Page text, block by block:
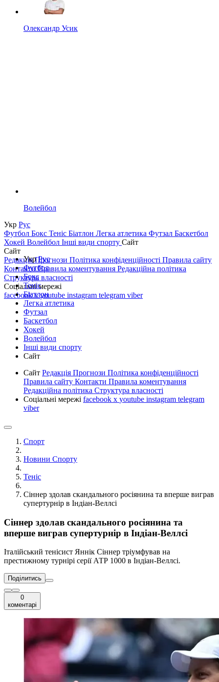
Олександр Усик
Волейбол
Укр Рус
Футбол Бокс Теніс Біатлон Легка атлетика Футзал Баскетбол
Хокей Волейбол Інші види спорту Сайт
Сайт
РедакціяПрогнози Політика конфіденційності Правила сайту
КонтактиПравила коментування Редакційна політика
Структура власності
Соціальні мережі
facebookxyoutube instagram telegram viber
УкрРус
Футбол
Бокс
Теніс
Біатлон
Легка атлетика
Футзал
Баскетбол
Хокей
Волейбол
Інші види спорту
Сайт
Сайт Редакція Прогнози Політика конфіденційності
Правила сайту Контакти Правила коментування
Редакційна політика Структура власності
Соціальні мережі facebook x youtube instagram telegram
viber
Спорт
Новини Спорту
Теніс
Сіннер здолав скандального росіянина та вперше виграв
супертурнір в Індіан-Веллсі
Сіннер здолав скандального росіянина та
вперше виграв супертурнір в Індіан-Веллсі
Італійський тенісист Яннік Сіннер тріумфував на
престижному турнірі серії АТР 1000 в Індіан-Веллсі.
Поділитись
0
коментарі